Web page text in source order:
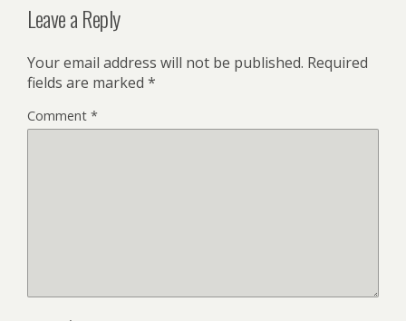
Leave a Reply
Your email address will not be published. Required
fields are marked *
Comment *